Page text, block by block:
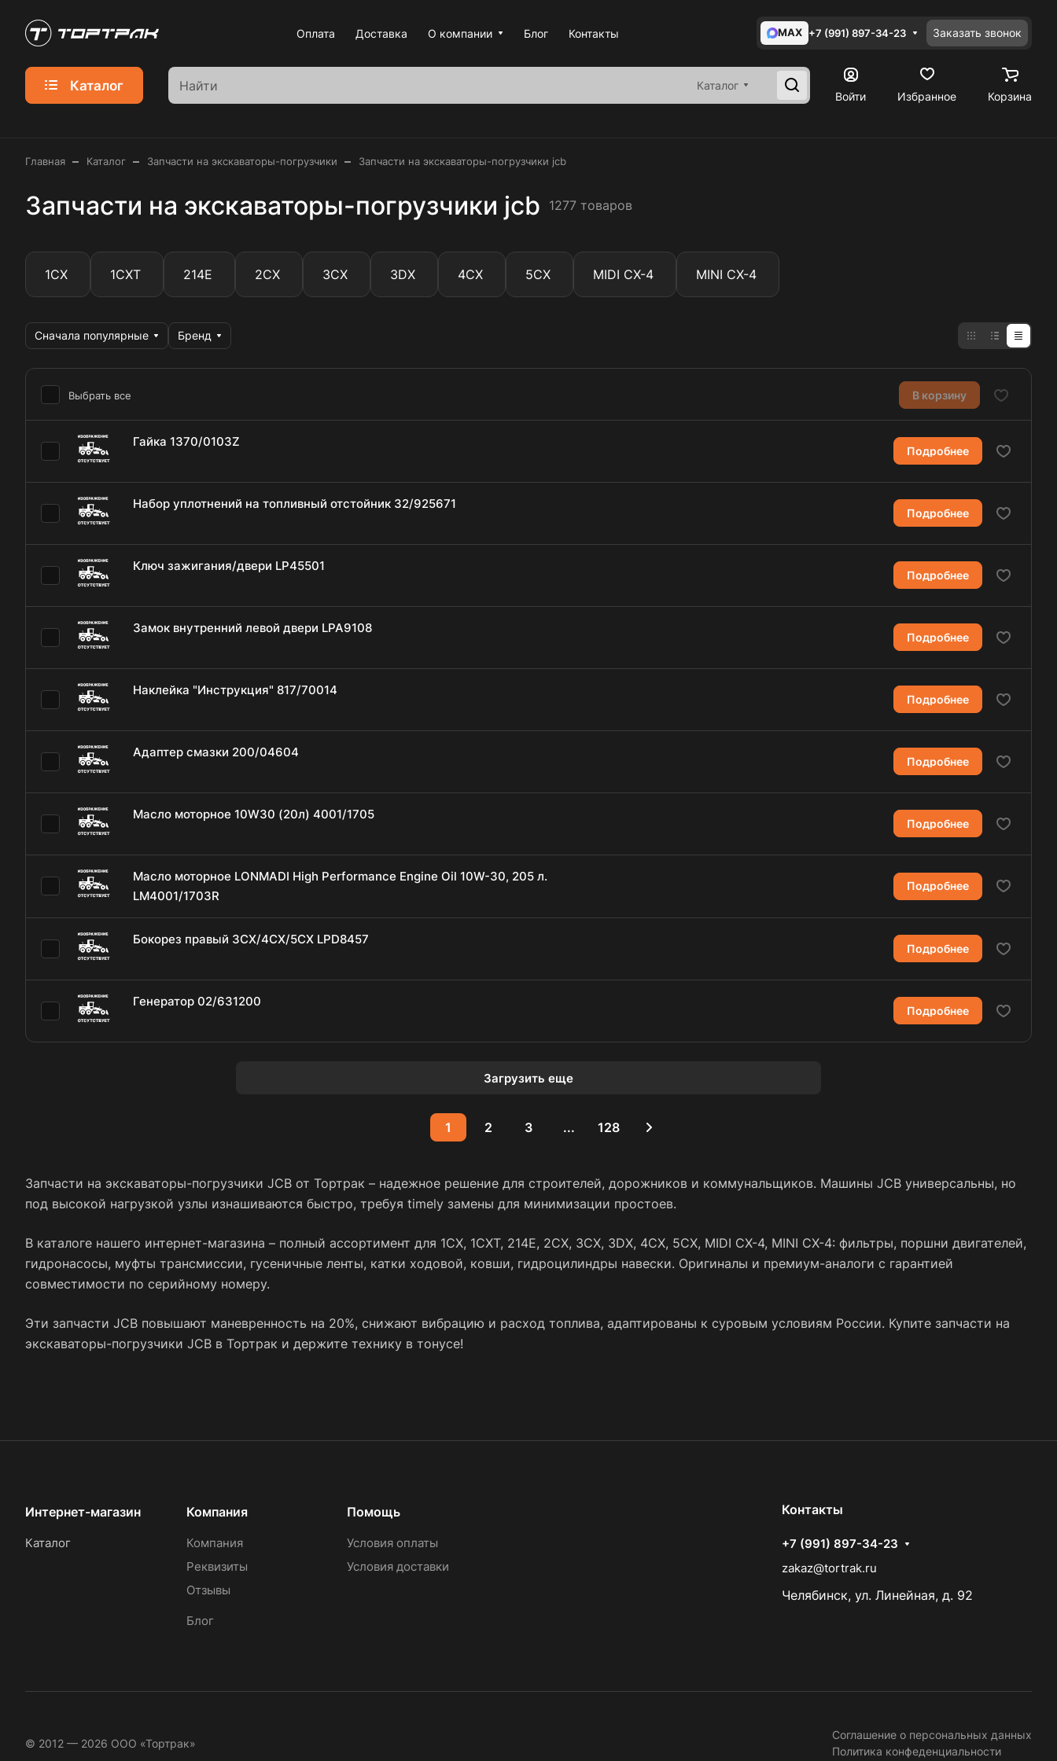
Оплата Доставка О компании Блог Контакты MAX +7 (991) 897-34-23 Заказать звонок
Каталог
Каталог
Войти
Избранное Корзина
Главная – Каталог – Запчасти на экскаваторы-погрузчики – Запчасти на экскаваторы-погрузчики jcb
Запчасти на экскаваторы-погрузчики jcb 1277 товаров
1CX 1CXT 214E 2CX 3CX 3DX 4CX 5CX MIDI CX-4 MINI CX-4
Сначала популярные Бренд
Выбрать все В корзину
Гайка 1370/0103Z
Подробнее
Набор уплотнений на топливный отстойник 32/925671
Подробнее
Ключ зажигания/двери LP45501
Подробнее
Замок внутренний левой двери LPA9108
Подробнее
Наклейка "Инструкция" 817/70014
Подробнее
Адаптер смазки 200/04604
Подробнее
Масло моторное 10W30 (20л) 4001/1705
Подробнее
Масло моторное LONMADI High Performance Engine Oil 10W-30, 205 л.
LM4001/1703R
Подробнее
Бокорез правый 3CX/4CX/5CX LPD8457
Подробнее
Генератор 02/631200
Подробнее
Загрузить еще
1 2 3 ... 128
Запчасти на экскаваторы-погрузчики JCB от Тортрак – надежное решение для строителей, дорожников и коммунальщиков. Машины JCB универсальны, но
под высокой нагрузкой узлы изнашиваются быстро, требуя timely замены для минимизации простоев.
В каталоге нашего интернет-магазина – полный ассортимент для 1CX, 1CXT, 214E, 2CX, 3CX, 3DX, 4CX, 5CX, MIDI CX-4, MINI CX-4: фильтры, поршни двигателей,
гидронасосы, муфты трансмиссии, гусеничные ленты, катки ходовой, ковши, гидроцилиндры навески. Оригиналы и премиум-аналоги с гарантией
совместимости по серийному номеру.
Эти запчасти JCB повышают маневренность на 20%, снижают вибрацию и расход топлива, адаптированы к суровым условиям России. Купите запчасти на
экскаваторы-погрузчики JCB в Тортрак и держите технику в тонусе!
Интернет-магазин
Каталог
Компания
Компания
Реквизиты
Отзывы
Блог
Помощь
Условия оплаты
Условия доставки
Контакты
+7 (991) 897-34-23
zakaz@tortrak.ru
Челябинск, ул. Линейная, д. 92
© 2012 — 2026 ООО «Тортрак»
Соглашение о персональных данных
Политика конфеденциальности